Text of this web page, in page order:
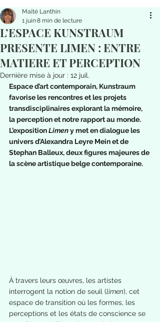
L’ESPACE KUNSTRAUM
PRESENTE LIMEN : ENTRE
MATIERE ET PERCEPTION
Maïté Lanthin
1 juin8 min de lecture
Dernière mise à jour : 12 juil.
Espace d’art contemporain, Kunstraum
favorise les rencontres et les projets
transdisciplinaires explorant la mémoire,
la perception et notre rapport au monde.
L’exposition Limen y met en dialogue les
univers d’Alexandra Leyre Mein et de
Stephan Balleux, deux figures majeures de
la scène artistique belge contemporaine.
À travers leurs œuvres, les artistes
interrogent la notion de seuil (limen), cet
espace de transition où les formes, les
perceptions et les états de conscience se